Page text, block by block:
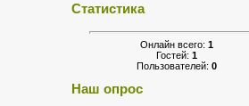
Статистика
Онлайн всего: 1
Гостей: 1
Пользователей: 0
Наш опрос